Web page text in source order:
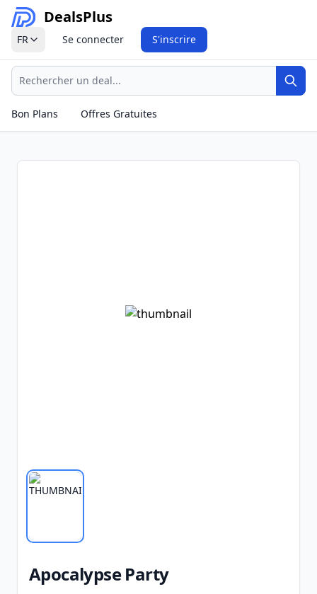
DealsPlus
FR Se connecter S'inscrire
Recherche
Bon Plans
Offres Gratuites
Apocalypse Party